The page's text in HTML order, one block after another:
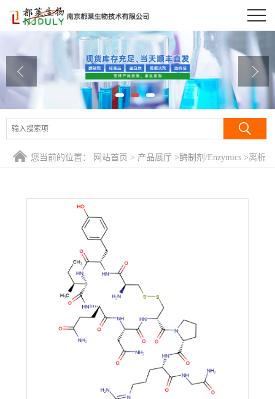
公司介绍
产品展厅
证书荣誉
您当前的位置： 网站首页 > 产品展厅 >酶制剂/Enzymics >离析